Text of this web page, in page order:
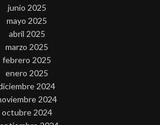
junio 2025
mayo 2025
abril 2025
marzo 2025
febrero 2025
enero 2025
2024
2024
octubre 2024